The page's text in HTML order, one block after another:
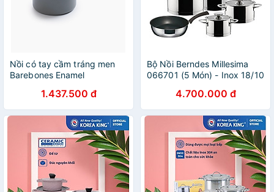
Nồi có tay cầm tráng men
Barebones Enamel
1.437.500 đ
Bộ Nồi Berndes Millesima
066701 (5 Món) - Inox 18/10
Được Mọi Loại Bếp
4.700.000 đ